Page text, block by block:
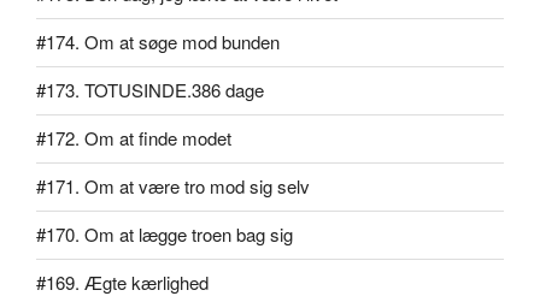
#174. Om at søge mod bunden
#173. TOTUSINDE.386 dage
#172. Om at finde modet
#171. Om at være tro mod sig selv
#170. Om at lægge troen bag sig
#169. Ægte kærlighed